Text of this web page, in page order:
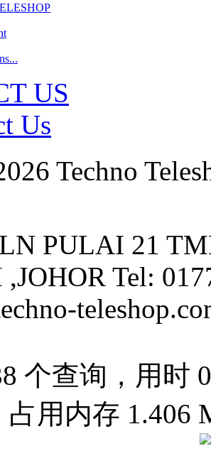
US
Us
Techno
PULAI 21
Tel:
个查询，用时
占用内存 1.406